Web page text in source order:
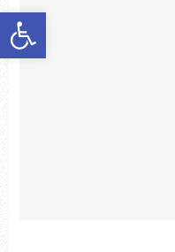
פתח סרגל נגישות